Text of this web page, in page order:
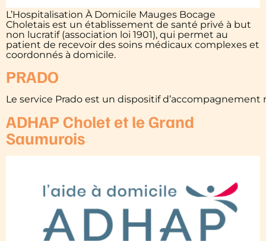
L’Hospitalisation À Domicile Mauges Bocage
Choletais est un établissement de santé privé à but
non lucratif (association loi 1901), qui permet au
patient de recevoir des soins médicaux complexes et
coordonnés à domicile.
PRADO
Le service Prado est un dispositif
ADHAP Cholet et le Grand
Saumurois